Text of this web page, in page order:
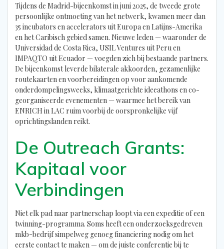
Tijdens de Madrid-bijeenkomst in juni 2025, de tweede grote
persoonlijke ontmoeting van het netwerk, kwamen meer dan
35 incubators en accelerators uit Europa en Latijns-Amerika
en het Caribisch gebied samen. Nieuwe leden — waaronder de
Universidad de Costa Rica, USIL Ventures uit Peru en
IMPAQTO uit Ecuador — voegden zich bij bestaande partners.
De bijeenkomst leverde bilaterale akkoorden, gezamenlijke
routekaarten en voorbereidingen op voor aankomende
onderdompelingsweeks, klimaatgerichte ideeathons en co-
georganiseerde evenementen — waarmee het bereik van
ENRICH in LAC ruim voorbij de oorspronkelijke vijf
oprichtingslanden reikt.
De Outreach Grants:
Kapitaal voor
Verbindingen
Niet elk pad naar partnerschap loopt via een expeditie of een
twinning-programma. Soms heeft een onderzoeksgedreven
mkb-bedrijf simpelweg genoeg financiering nodig om het
eerste contact te maken — om de juiste conferentie bij te